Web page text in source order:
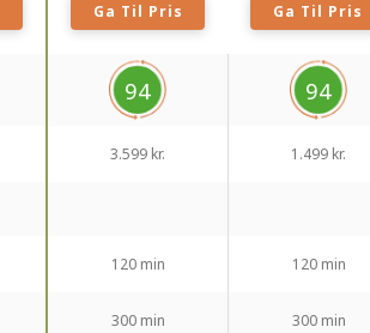
Ga Til Pris Ga Til Pris
94 94
3.599 kr. 1.499 kr.
120 min 120 min
300 min 300 min